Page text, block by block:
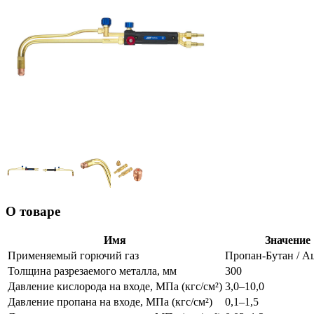
О товаре
Имя
Значение
Применяемый горючий газ
Пропан-Бутан /
Толщина разрезаемого металла, мм
300
Давление кислорода на входе, МПа (кгс/см²) 3,0–10,0
Давление пропана на входе, МПа (кгс/см²)
0,1–1,5